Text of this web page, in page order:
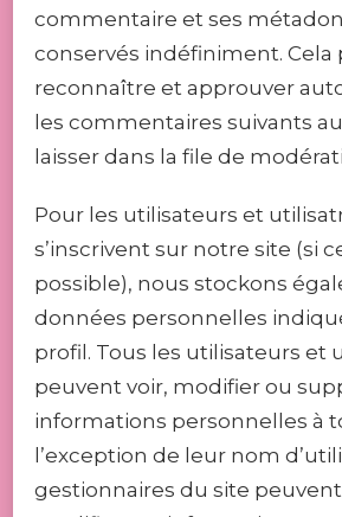
commentaire et ses
conservés indéfiniment. Cela
reconnaître et approuver
les commentaires suivants
laisser dans la file de
Pour les utilisateurs et
s’inscrivent sur notre site (si
possible), nous stockons
données personnelles
profil. Tous les utilisateurs et
peuvent voir, modifier ou
informations personnelles à
l’exception de leur nom
gestionnaires du site